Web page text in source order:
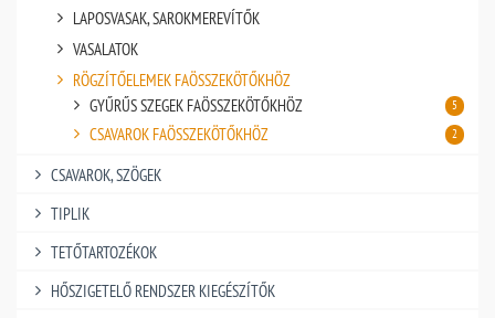
LAPOSVASAK, SAROKMEREVÍTŐK
VASALATOK
RÖGZÍTŐELEMEK FAÖSSZEKÖTŐKHÖZ
GYŰRŰS SZEGEK FAÖSSZEKÖTŐKHÖZ
5
CSAVAROK FAÖSSZEKÖTŐKHÖZ 2
CSAVAROK, SZÖGEK
TIPLIK
TETŐTARTOZÉKOK
HŐSZIGETELŐ RENDSZER KIEGÉSZÍTŐK